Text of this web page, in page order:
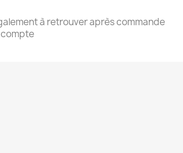
à retrouver après commande